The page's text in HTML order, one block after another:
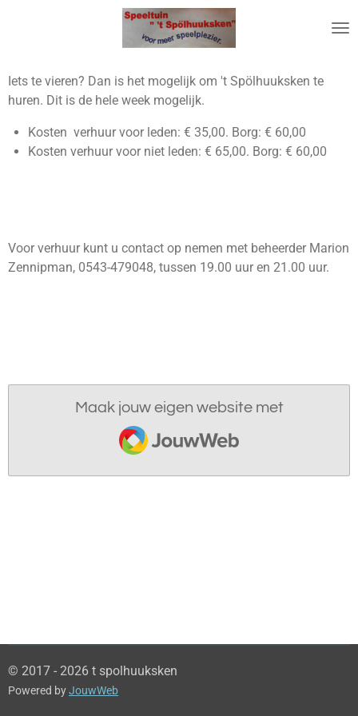
de
hoofdinhoud
Iets te vieren? Dan is het mogelijk om 't Spölhuuksken te
huren. Dit is de hele week mogelijk.
Kosten verhuur voor leden: € 35,00. Borg: € 60,00
Kosten verhuur voor niet leden: € 65,00. Borg: € 60,00
Voor verhuur kunt u contact op nemen met beheerder Marion
Zennipman, 0543-479048, tussen 19.00 uur en 21.00 uur.
Maak jouw eigen website met
JouwWeb
© 2017 - 2026 t spolhuuksken
Powered byJouwWeb